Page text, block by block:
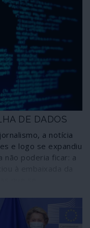
DE DADOS
a notícia
e logo se expandiu
não poderia ficar: a
nestas ocasiões
o chefe de Estado
palavras enfáticas